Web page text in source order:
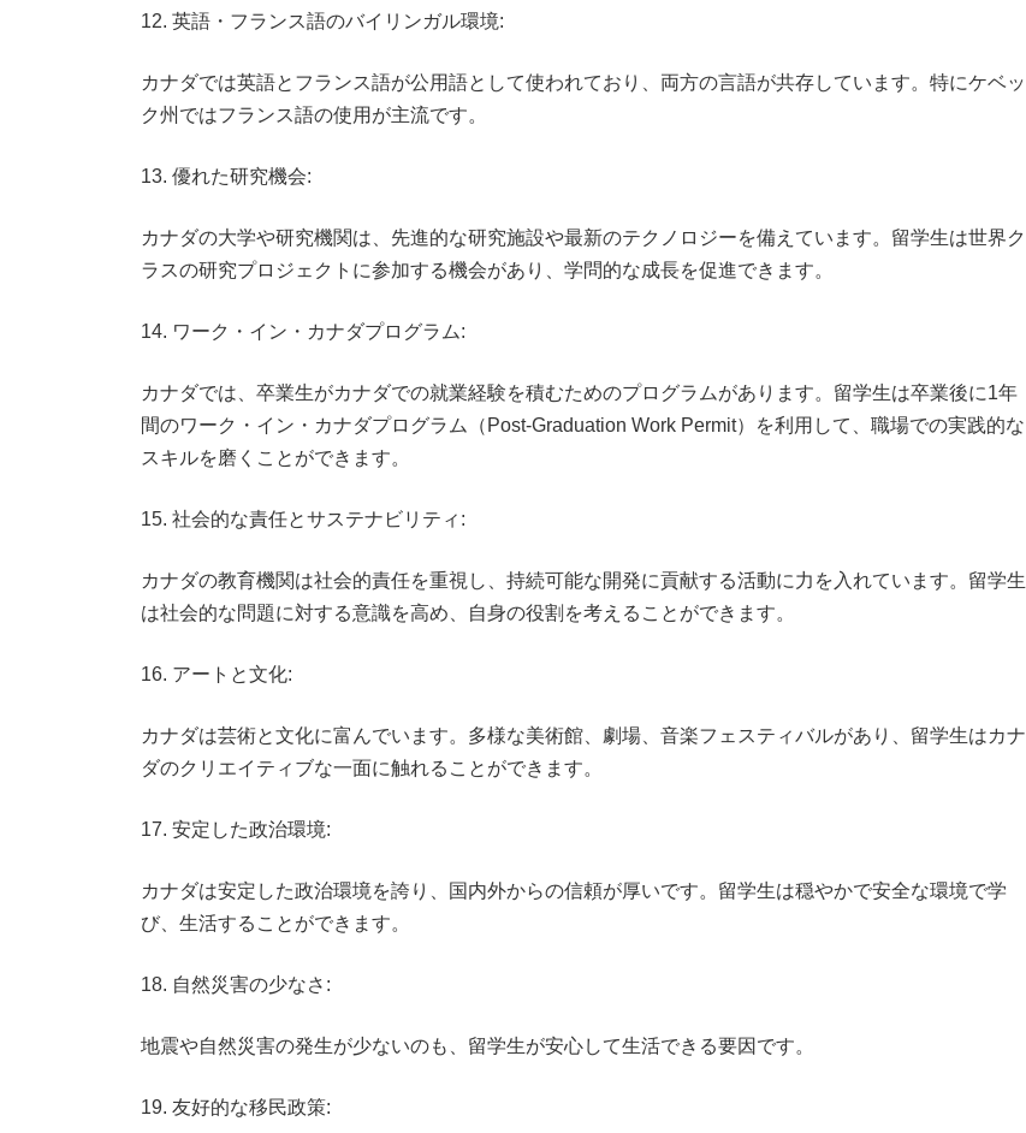
12. 英語・フランス語のバイリンガル環境:
カナダでは英語とフランス語が公用語として使われており、両方の言語が共存しています。特にケベッ
ク州ではフランス語の使用が主流です。
13. 優れた研究機会:
カナダの大学や研究機関は、先進的な研究施設や最新のテクノロジーを備えています。留学生は世界ク
ラスの研究プロジェクトに参加する機会があり、学問的な成長を促進できます。
14. ワーク・イン・カナダプログラム:
カナダでは、卒業生がカナダでの就業経験を積むためのプログラムがあります。留学生は卒業後に1年
間のワーク・イン・カナダプログラム（Post-Graduation Work Permit）を利用して、職場での実践的な
スキルを磨くことができます。
15. 社会的な責任とサステナビリティ:
カナダの教育機関は社会的責任を重視し、持続可能な開発に貢献する活動に力を入れています。留学生
は社会的な問題に対する意識を高め、自身の役割を考えることができます。
16. アートと文化:
カナダは芸術と文化に富んでいます。多様な美術館、劇場、音楽フェスティバルがあり、留学生はカナ
ダのクリエイティブな一面に触れることができます。
17. 安定した政治環境:
カナダは安定した政治環境を誇り、国内外からの信頼が厚いです。留学生は穏やかで安全な環境で学
び、生活することができます。
18. 自然災害の少なさ:
地震や自然災害の発生が少ないのも、留学生が安心して生活できる要因です。
19. 友好的な移民政策: